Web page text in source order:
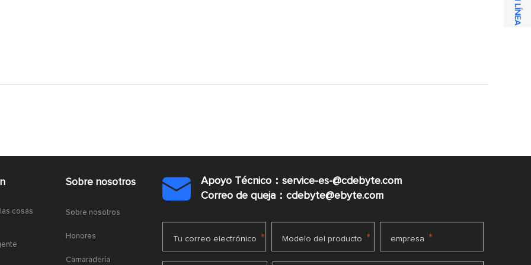
cosas
Sobre nosotros
Sobre nosotros
Honores
Camaradería

Apoyo Técnico：service-es-@cdebyte.com
Correo de queja：cdebyte@ebyte.com
Tu correo electrónico * Modelo del producto * empresa *